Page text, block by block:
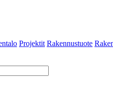
Projektit Rakennustuote